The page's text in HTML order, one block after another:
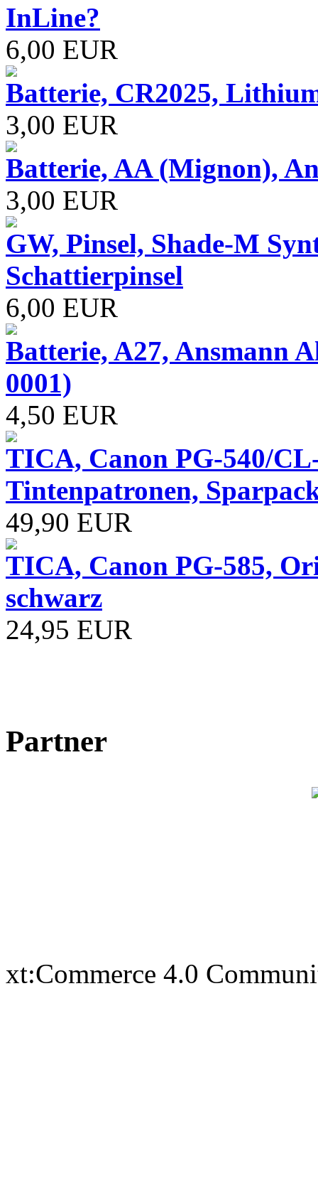
InLine?
6,00 EUR
Batterie, CR2025,
3,00 EUR
Batterie, AA (Mignon),
3,00 EUR
GW, Pinsel, Shade-M
Schattierpinsel
6,00 EUR
Batterie, A27, Ansmann
0001)
4,50 EUR
TICA, Canon PG-540/
Tintenpatronen,
49,90 EUR
TICA, Canon PG-585,
schwarz
24,95 EUR
Partner
xt:Commerce 4.0